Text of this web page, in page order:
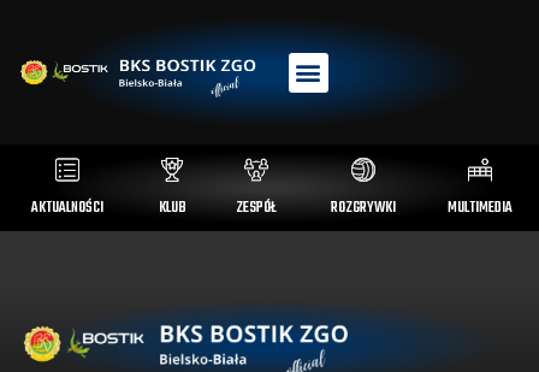
AKTUALNOŚCI KLUB ZESPÓŁ ROZGRYWKI MULTIMEDIA